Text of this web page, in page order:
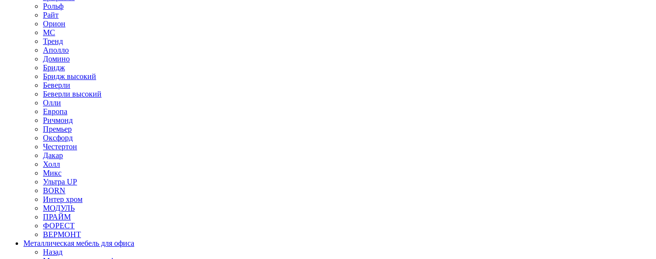
Рольф
Райт
Орион
МС
Тренд
Аполло
Домино
Бридж
Бридж высокий
Беверли
Беверли высокий
Олли
Европа
Ричмонд
Премьер
Оксфорд
Честертон
Дакар
Холл
Микс
Ультра UP
BORN
Интер хром
МОДУЛЬ
ПРАЙМ
ФОРЕСТ
ВЕРМОНТ
Металлическая мебель для офиса
Назад